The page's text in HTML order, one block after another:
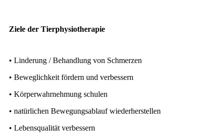
Ziele der Tierphysiotherapie
• Linderung / Behandlung von Schmerzen
• Beweglichkeit fördern und verbessern
• Körperwahrnehmung schulen
• natürlichen Bewegungsablauf wiederherstellen
• Lebensqualität verbessern